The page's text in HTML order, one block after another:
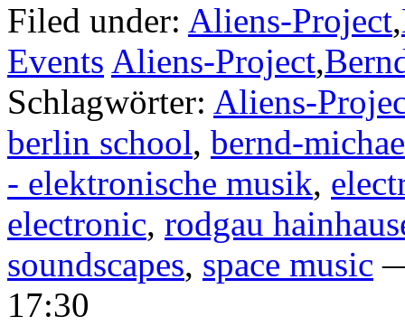
Filed under: Aliens-Project,
Events Aliens-Project,
Schlagwörter: Aliens-
berlin school, bernd-
- elektronische musik,
electronic, rodgau
soundscapes, space music
17:30